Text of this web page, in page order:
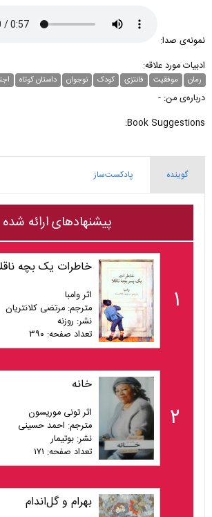
نمونه‌ی صدا:
ادبیات مورد علاقه:
رمان موفقیت فانتزی کودک نوجوان داستان کوتاه
درباره‌ی من: -
Book Suggestions:
گوینده پادکست‌ساز
پیشنهادهای ارائه شده
۱
خاطرات یک بچه
اثر وامبا
مترجم: مرتضی کلانتریان
نشر: روزنه
تعداد صفحه: ۳۹۰
۲
خانه
اثر تونی موریسون
مترجم: احمد حسینی
نشر: بوتیمار
تعداد صفحه: ۱۷۱
بهرام و گل‌اندام